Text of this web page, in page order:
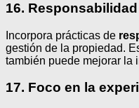
16.
Incorpora prácticas de
gestión de la propiedad.
también puede mejorar la
17. Foco en la